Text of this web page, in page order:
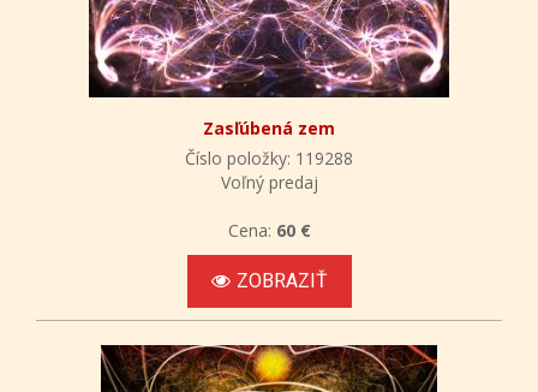
Zasľúbená zem
Číslo položky: 119288
Voľný predaj
Cena: 60 €
ZOBRAZIŤ